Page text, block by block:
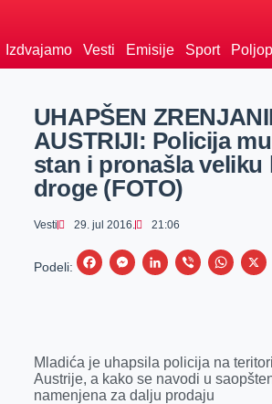
Izdvajamo Vesti Emisije Sport
UHAPŠEN
AUSTRIJI: Policija
stan i pronašla veliku
droge (FOTO)
Vesti 29. jul 2016. 21:06
Podeli:
F
b
o
M
e
n
L
e
d
V
r
W
s
A
Mladića je uhapsila policija na
Austrije, a kako se navodi u
namenjena za dalju prodaju